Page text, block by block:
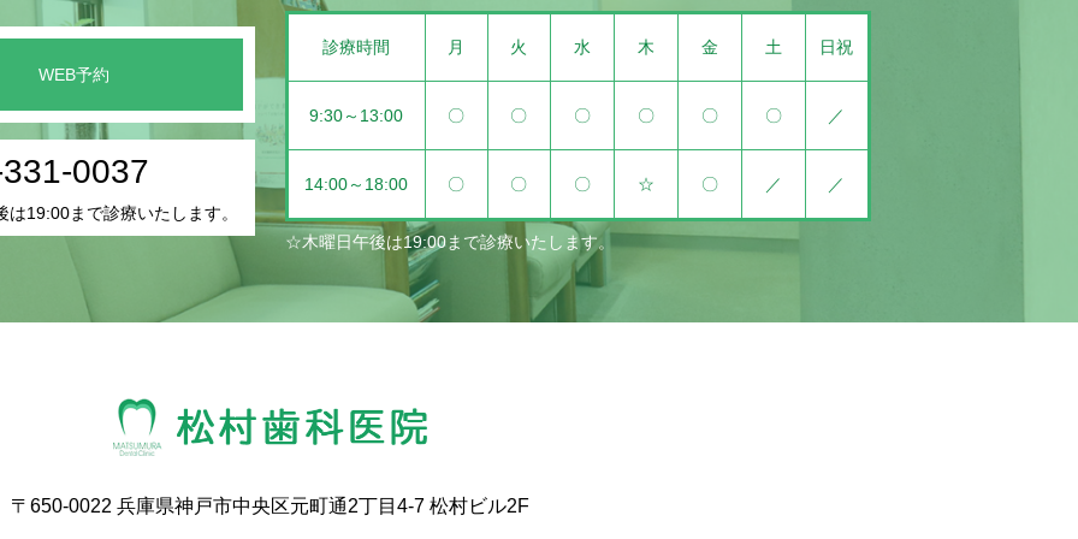
WEB予約
0037
19:00まで診療いたします。
診療時間 月 火 水 木 金 土 日祝
9:30～13:00 〇 〇 〇 〇 〇 〇 ／
14:00～18:00 〇 〇 〇 ☆ 〇 ／ ／
☆木曜日午後は19:00まで診療いたします。
〒650-0022 兵庫県神戸市中央区元町通2丁目4-7 松村ビル2F